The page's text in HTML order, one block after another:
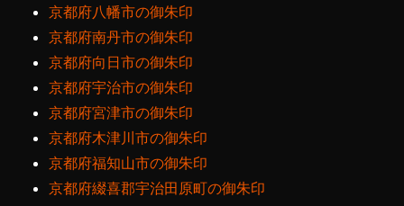
京都府八幡市の御朱印
京都府南丹市の御朱印
京都府向日市の御朱印
京都府宇治市の御朱印
京都府宮津市の御朱印
京都府木津川市の御朱印
京都府福知山市の御朱印
京都府綴喜郡宇治田原町の御朱印